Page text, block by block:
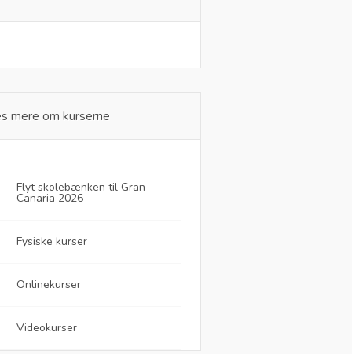
mere om kurserne
Flyt skolebænken til Gran
Canaria 2026
Fysiske kurser
Onlinekurser
Videokurser